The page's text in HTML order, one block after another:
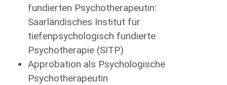
fundierten Psychotherapeutin:
Saarländisches Institut für
tiefenpsychologisch fundierte
Psychotherapie (SITP)
Approbation als Psychologische
Psychotherapeutin